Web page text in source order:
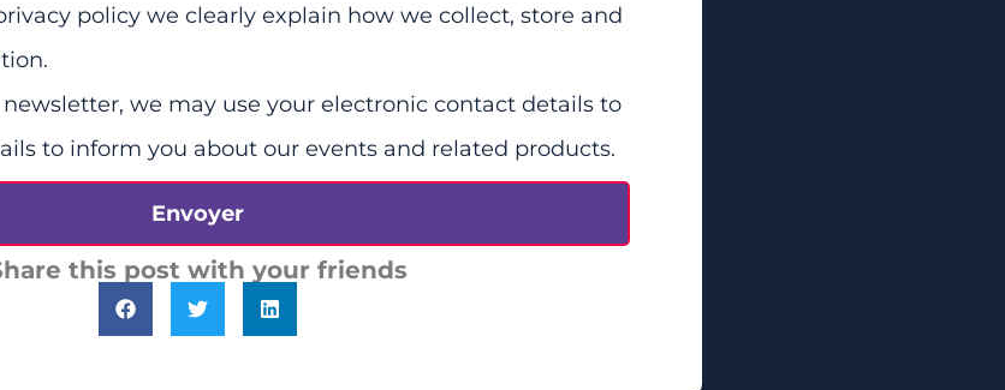
policy we clearly explain how we collect, store and
we may use your electronic contact details to
to inform you about our events and related products.
Envoyer
this post with your friends